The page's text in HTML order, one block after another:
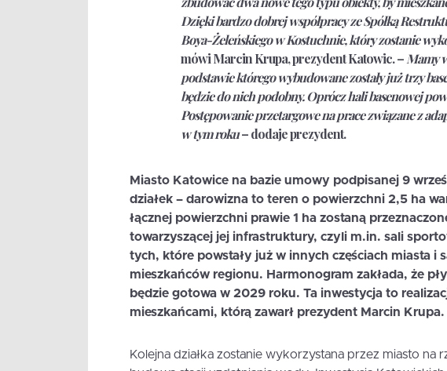
Dzięki bardzo dobrej współpracy ze Spółką
Boya-Żeleńskiego w Kostuchnie, który zostanie
mówiMarcin Krupa, prezydent Katowic. – Mamy
podstawie którego wybudowane zostały już trzy
będzie do nich podobny. Oprócz hali basenowej
Postępowanie przetargowe na prace związane z
w tym roku– dodaje prezydent.
Miasto Katowice na bazie umowy podpisanej 9
działek – darowizna to teren o powierzchni 2,5 ha
łącznej powierzchni prawie 1 ha zostaną
towarzyszącej jej infrastruktury, czyli m.in. sali
tych, które powstały już w innych częściach miasta i
mieszkańców regionu. Harmonogram zakłada, że
będzie gotowa w 2029 roku. Ta inwestycja to
mieszkańcami, którą zawarł prezydent Marcin Krupa.
Kolejna działka zostanie wykorzystana przez miasto na